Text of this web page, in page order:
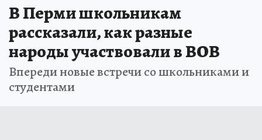
В Перми школьникам
рассказали, как разные
народы участвовали в ВОВ
Впереди новые встречи со школьниками и
студентами